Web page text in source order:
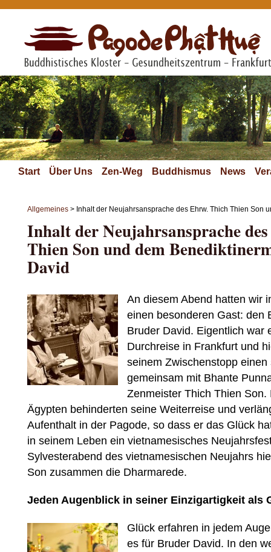
Start Über Uns Zen-Weg Buddhismus News
Allgemeines > Inhalt der Neujahrsansprache des Ehrw. Thich Thien Son
Inhalt der Neujahrsansprache
Thien Son und dem
David
An diesem Abend hatten wir
einen besonderen Gast: den
Bruder David. Eigentlich war
Durchreise in Frankfurt und
seinem Zwischenstopp
gemeinsam mit Bhante
Zenmeister Thich Thien
Ägypten behinderten seine Weiterreise und
Aufenthalt in der Pagode, so dass er das Glück
in seinem Leben ein vietnamesisches
Sylvesterabend des vietnamesischen Neujahrs
Son zusammen die Dharmarede.
Jeden Augenblick in seiner Einzigartigkeit als
Glück erfahren in jedem
es für Bruder David. In den